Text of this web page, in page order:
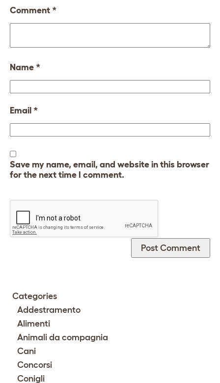
Comment *
Name *
Email *
Save my name, email, and website in this browser
for the next time I comment.
Categories
Addestramento
Alimenti
Animali da compagnia
Cani
Concorsi
Conigli